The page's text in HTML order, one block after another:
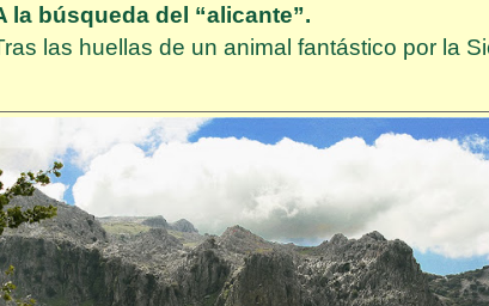
la búsqueda del “alicante”.
las huellas de un animal fantástico por la